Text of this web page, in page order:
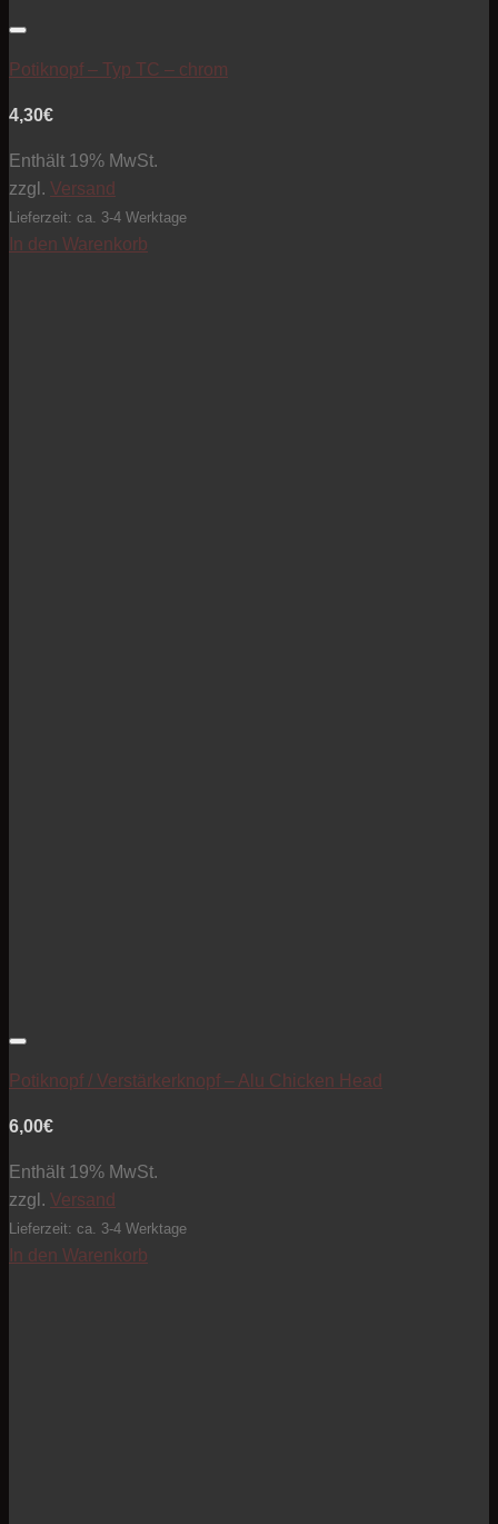
Potiknopf – Typ TC – chrom
4,30€
Enthält 19% MwSt.
zzgl. Versand
Lieferzeit: ca. 3-4 Werktage
In den Warenkorb
Potiknopf / Verstärkerknopf – Alu Chicken Head
6,00€
Enthält 19% MwSt.
zzgl. Versand
Lieferzeit: ca. 3-4 Werktage
In den Warenkorb